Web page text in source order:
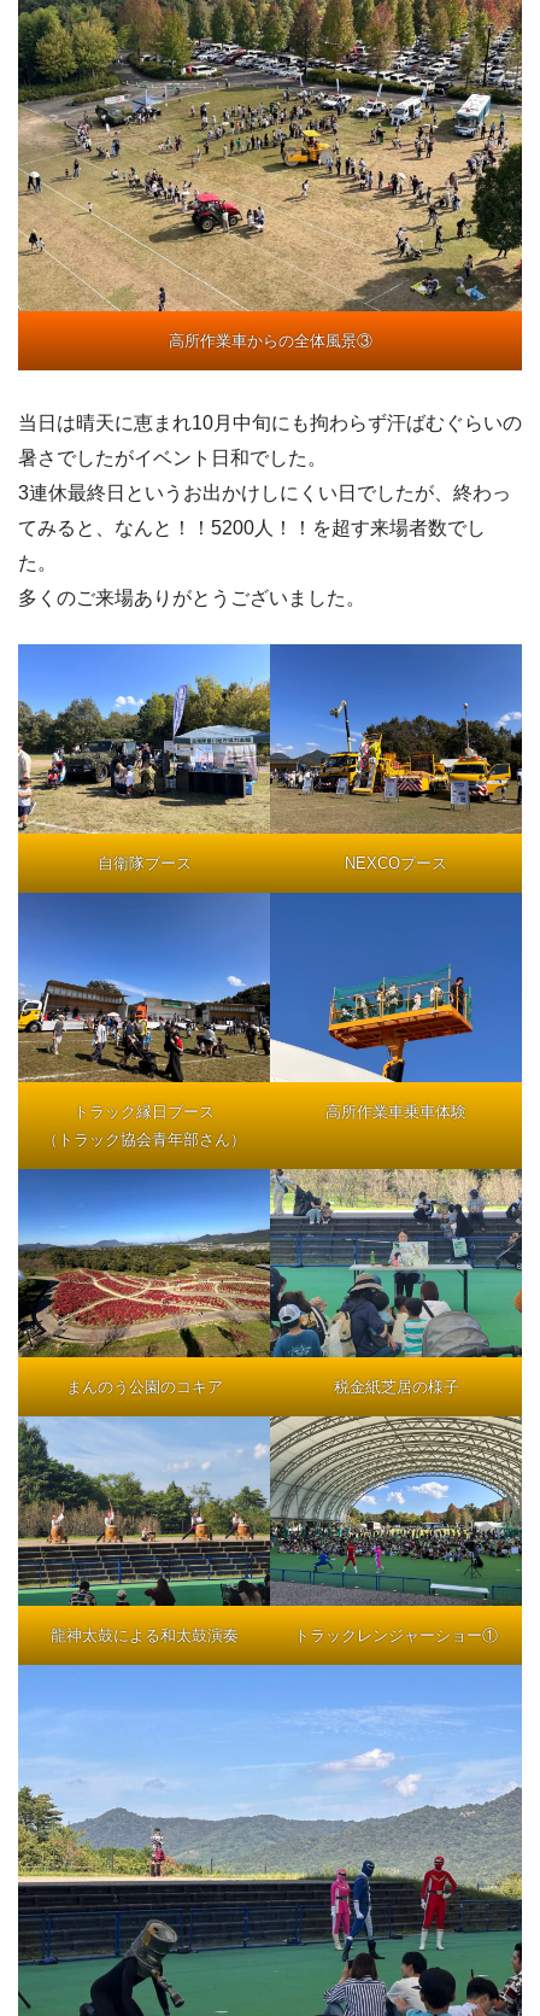
高所作業車からの全体風景③
当日は晴天に恵まれ10月中旬にも拘わらず汗ばむぐらいの
暑さでしたがイベント日和でした。
3連休最終日というお出かけしにくい日でしたが、終わっ
てみると、なんと！！5200人！！を超す来場者数でし
た。
多くのご来場ありがとうございました。
自衛隊ブース NEXCOブース
トラック縁日ブース
（トラック協会青年部さん）
高所作業車乗車体験
まんのう公園のコキア 税金紙芝居の様子
龍神太鼓による和太鼓演奏 トラックレンジャーショー①